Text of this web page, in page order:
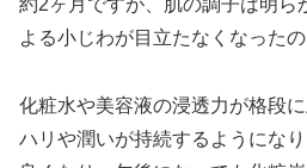
よる小じわが目立たなくなった
化粧水や美容液の浸透力が格段
ハリや潤いが持続するようにな